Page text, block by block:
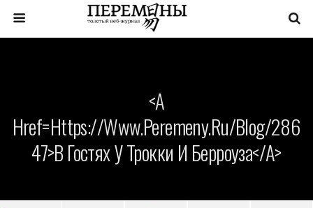
<a
Href=https://www.peremeny.ru/blog/286
47>В Гостях У Трокки И Берроуза</a>